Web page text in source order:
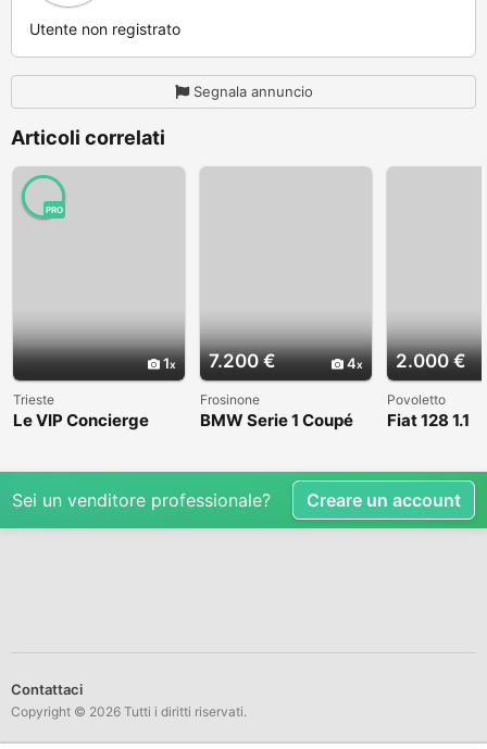
Utente non registrato
Segnala annuncio
Articoli correlati
1
PRO
Trieste
Le VIP Concierge
7.200 € 4
Frosinone
BMW Serie 1 Coupé
2.000 €
Povoletto
Fiat 128 1.1
Sei un venditore professionale? Creare un account
Contattaci
Copyright © 2026 Tutti i diritti riservati.